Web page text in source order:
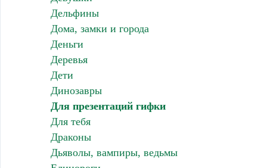
Дельфины
Дома, замки и города
Деньги
Деревья
Дети
Динозавры
Для презентаций гифки
Для тебя
Драконы
Дьяволы, вампиры, ведьмы